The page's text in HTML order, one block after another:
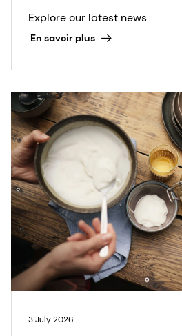
Explore our latest news
En savoir plus
3 July 2026